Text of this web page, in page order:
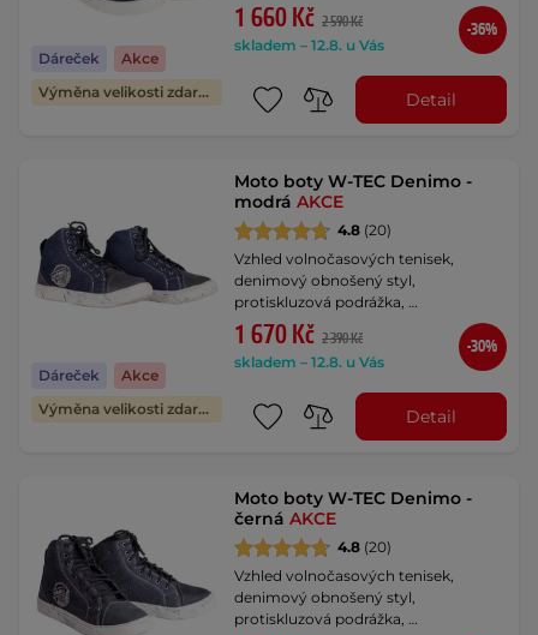
Dáreček
Akce
Výměna velikosti zdarma
1 660 Kč 2 590 Kč
skladem – 12.8. u Vás
-36%
Detail
Dáreček
Akce
Výměna velikosti zdarma
Moto boty W-TEC Denimo -
modráAKCE
4.8 (20)
Vzhled volnočasových tenisek,
denimový obnošený styl,
protiskluzová podrážka, …
1 670 Kč 2 390 Kč
skladem – 12.8. u Vás
-30%
Detail
Moto boty W-TEC Denimo -
černáAKCE
4.8 (20)
Vzhled volnočasových tenisek,
denimový obnošený styl,
protiskluzová podrážka, …